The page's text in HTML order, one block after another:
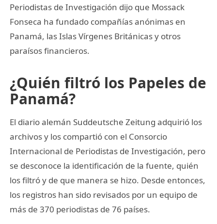
Periodistas de Investigación dijo que Mossack
Fonseca ha fundado compañías anónimas en
Panamá, las Islas Vírgenes Británicas y otros
paraísos financieros.
¿Quién filtró los Papeles de
Panamá?
El diario alemán Suddeutsche Zeitung adquirió los
archivos y los compartió con el Consorcio
Internacional de Periodistas de Investigación, pero
se desconoce la identificación de la fuente, quién
los filtró y de que manera se hizo. Desde entonces,
los registros han sido revisados por un equipo de
más de 370 periodistas de 76 países.